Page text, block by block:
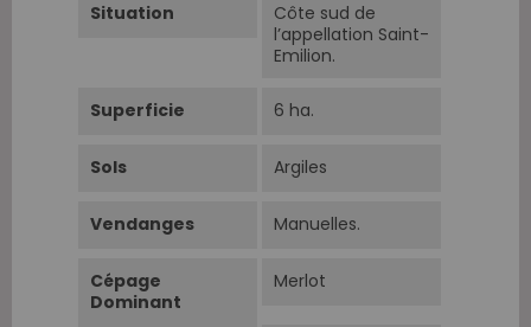
Situation
Côte sud de
l’appellation Saint-
Emilion.
Superficie 6 ha.
Sols Argiles
Vendanges Manuelles.
Cépage
Dominant
Merlot